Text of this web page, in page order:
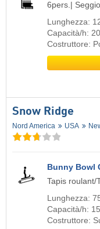
6pers.|
Lunghezza:
Capacità/h:
Costruttore:
Snow Ridge
Nord America USA
Bunny Bowl
Tapis roulant/
Lunghezza:
Capacità/h:
Costruttore: